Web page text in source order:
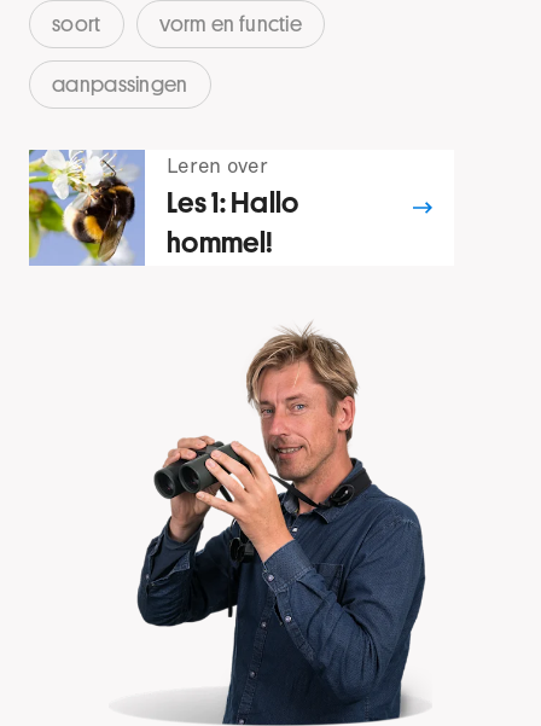
soort vorm en functie
aanpassingen
Leren over
Les 1: Hallo
hommel!